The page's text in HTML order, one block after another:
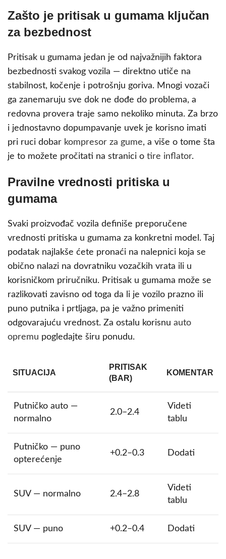
Zašto je pritisak u gumama ključan
za bezbednost
Pritisak u gumama jedan je od najvažnijih faktora
bezbednosti svakog vozila — direktno utiče na
stabilnost, kočenje i potrošnju goriva. Mnogi vozači
ga zanemaruju sve dok ne dođe do problema, a
redovna provera traje samo nekoliko minuta. Za brzo
i jednostavno dopumpavanje uvek je korisno imati
pri ruci dobar kompresor za gume, a više o tome šta
je to možete pročitati na stranici o tire inflator.
Pravilne vrednosti pritiska u
gumama
Svaki proizvođač vozila definiše preporučene
vrednosti pritiska u gumama za konkretni model. Taj
podatak najlakše ćete pronaći na nalepnici koja se
obično nalazi na dovratniku vozačkih vrata ili u
korisničkom priručniku. Pritisak u gumama može se
razlikovati zavisno od toga da li je vozilo prazno ili
puno putnika i prtljaga, pa je važno primeniti
odgovarajuću vrednost. Za ostalu korisnu auto
opremu pogledajte širu ponudu.
SITUACIJA
PRITISAK
(BAR)
KOMENTAR
Putničko auto —
normalno
2.0–2.4
Videti
tablu
Putničko — puno
opterećenje
+0.2–0.3 Dodati
SUV — normalno 2.4–2.8
Videti
tablu
SUV — puno +0.2–0.4 Dodati